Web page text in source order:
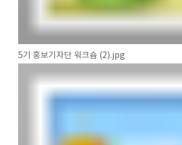
5기 홍보기자단 워크숍 (2).jpg